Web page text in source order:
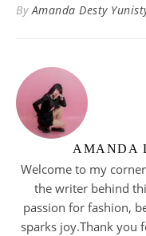
ByAmanda Desty
AMANDA
Welcome to my
the writer behind
passion for fashion,
sparks joy.Thank you